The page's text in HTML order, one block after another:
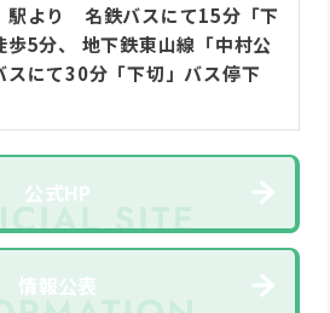
駅より 名鉄バスにて15分「下
5分、 地下鉄東山線「中村公
にて30分「下切」バス停下
公式HP
情報公表